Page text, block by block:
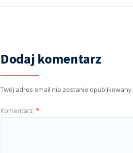
Dodaj komentarz
Twój adres email nie zostanie opublikowany.
Komentarz *